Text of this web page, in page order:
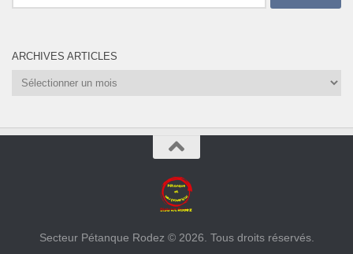
ARCHIVES ARTICLES
Archives
Secteur Pétanque Rodez © 2026. Tous droits réservés.